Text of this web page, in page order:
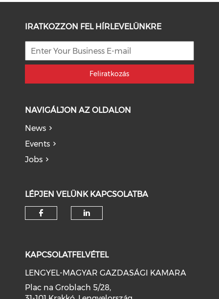
IRATKOZZON FEL HÍRLEVELÜNKRE
Feliratkozás
NAVIGÁLJON AZ OLDALON
News
Events
Jobs
LÉPJEN VELÜNK KAPCSOLATBA
KAPCSOLATFELVÉTEL
LENGYEL-MAGYAR GAZDASÁGI KAMARA
Plac na Groblach 5/28,